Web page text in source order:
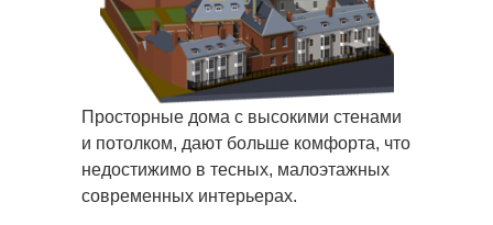
Просторные дома с высокими стенами
и потолком, дают больше комфорта, что
недостижимо в тесных, малоэтажных
современных интерьерах.